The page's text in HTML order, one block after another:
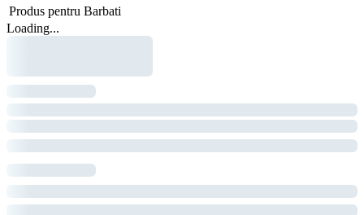
Produs pentru Barbati
Loading...